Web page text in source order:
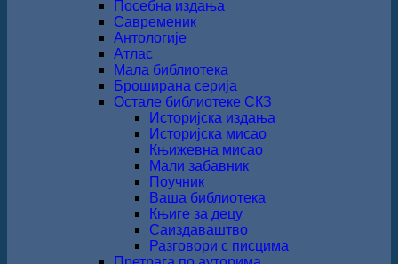
Посебна издања
Савременик
Антологије
Атлас
Мала библиотека
Броширана серија
Остале библиотеке СКЗ
Историјска издања
Историјска мисао
Књижевна мисао
Мали забавник
Поучник
Ваша библиотека
Књиге за децу
Саиздаваштво
Разговори с писцима